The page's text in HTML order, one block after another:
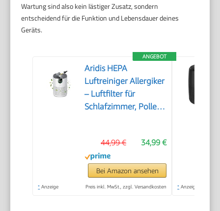
Wartung sind also kein lästiger Zusatz, sondern
entscheidend für die Funktion und Lebensdauer deines
Geräts.
ANGEBOT
Aridis HEPA
Luftreiniger Allergiker
– Luftfilter für
Schlafzimmer, Pollen,
mit Aromatherapie,
7,2W, 3
Geschwindigkeiten,
Geräuscharm
34,99 €
44,99 €
Bei Amazon ansehen
* Anzeige Preis inkl. MwSt., zzgl. Versandkosten * Anzeige